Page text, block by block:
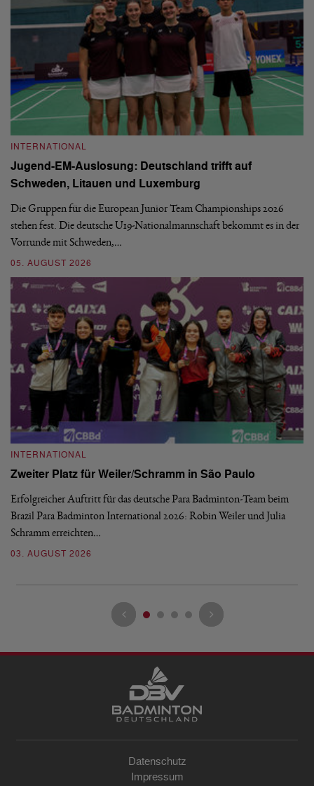
INTERNATIONAL
Jugend-EM-Auslosung: Deutschland trifft auf
Schweden, Litauen und Luxemburg
Die Gruppen für die European Junior Team Championships 2026
stehen fest. Die deutsche U19-Nationalmannschaft bekommt es in der
Vorrunde mit Schweden,…
05. AUGUST 2026
INTERNATIONAL
Zweiter Platz für Weiler/Schramm in São Paulo
Erfolgreicher Auftritt für das deutsche Para Badminton-Team beim
Brazil Para Badminton International 2026: Robin Weiler und Julia
Schramm erreichten…
03. AUGUST 2026
Datenschutz
Impressum